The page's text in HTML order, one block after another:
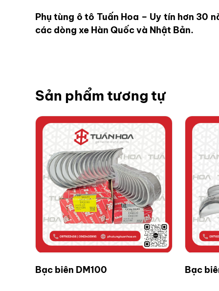
Phụ tùng ô tô Tuấn Hoa – Uy tín hơn 30
các dòng xe Hàn Quốc và Nhật Bản.
Sản phẩm tương tự
Bạc biên DM100 Bạc